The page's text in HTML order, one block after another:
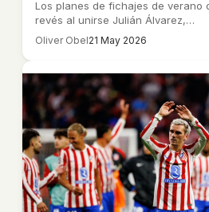
Los planes de fichajes de verano
revés al unirse Julián Álvarez,…
Oliver Obel21 May 2026